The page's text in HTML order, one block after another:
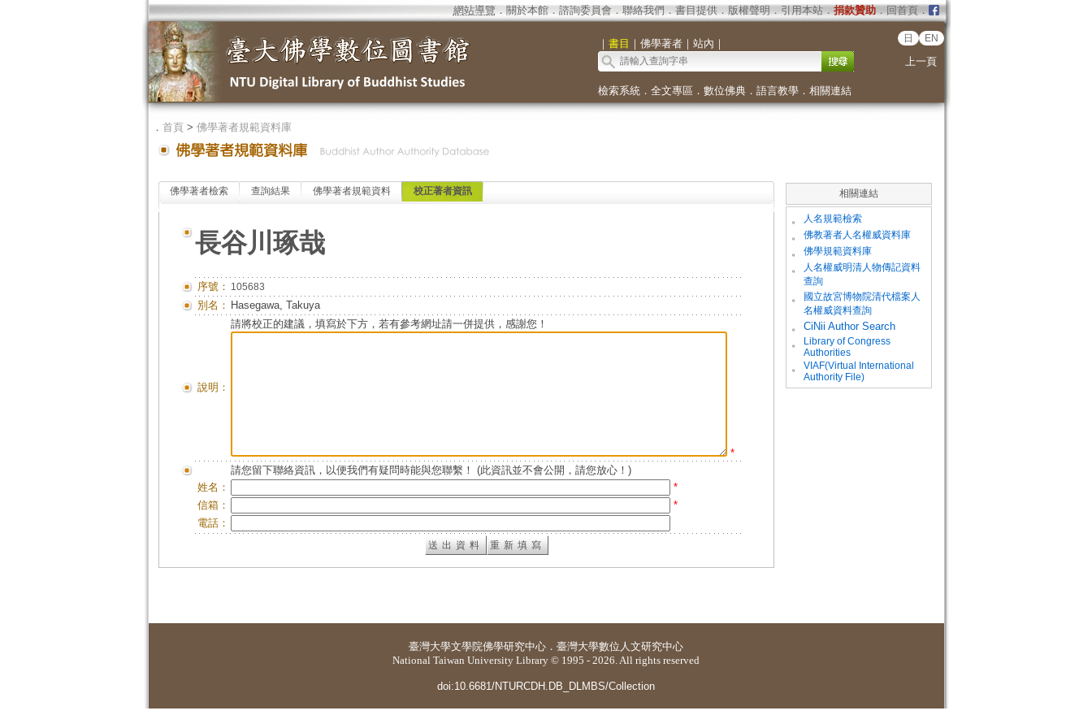
網站導覽 ． 關於本館． 諮詢委員會． 聯絡我們 ． 書目提供． 版權聲明 ． 引用本站． 捐款贊助．回首頁．
｜ 書目 ｜ 佛學著者｜ 站內 ｜ 日 EN
上一頁
檢索系統． 全文專區 ． 數位佛典． 語言教學． 相關連結
． 首頁> 佛學著者規範資料庫
佛學著者檢索 查詢結果 佛學著者規範資料 校正著者資訊
長谷川琢哉
序號： 105683
別名： Hasegawa, Takuya
說明：
請將校正的建議，填寫於下方，若有參考網址請一併提供，感謝您！
*
請您留下聯絡資訊，以便我們有疑問時能與您聯繫！ (此資訊並不會公開，請您放心！)
姓名：
*
信箱：
*
電話：
相關連結
。 人名規範檢索
。 佛教著者人名權威資料庫
。 佛學規範資料庫
。
人名權威明清人物傳記資料
查詢
。
國立故宮博物院清代檔案人
名權威資料查詢
。
CiNii Author Search
。
Library of Congress
Authorities
。
VIAF(Virtual International
Authority File)
臺灣大學文學院佛學研究中心 ． 臺灣大學數位人文研究中心
National Taiwan University Library © 1995 - 2026. All rights reserved
doi:10.6681/NTURCDH.DB_DLMBS/Collection